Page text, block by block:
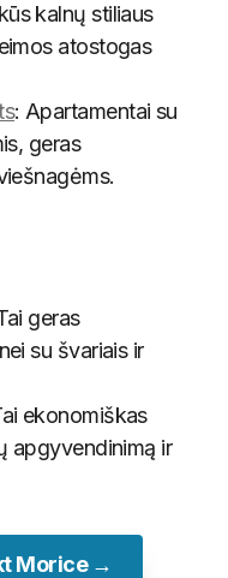
kalnų stiliaus
atostogas
: Apartamentai su
geras
geras
su švariais ir
ekonomiškas
apgyvendinimą ir
Morice →